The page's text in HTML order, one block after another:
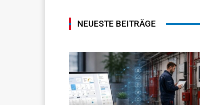
NEUESTE BEITRÄGE